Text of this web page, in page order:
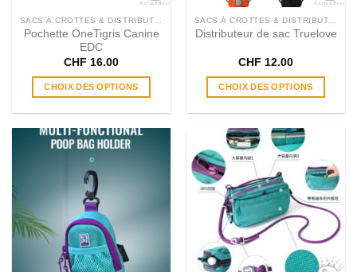
Pochette OneTigris Canine
EDC
CHF 16.00
CHOIX DES OPTIONS
a
plusieurs
variations.
Les
options
peuvent
être
choisies
sur
Distributeur de sac Truelove
CHF 12.00
CHOIX DES OPTIONS
a
plusieurs
variations.
Les
options
peuvent
être
choisies
sur